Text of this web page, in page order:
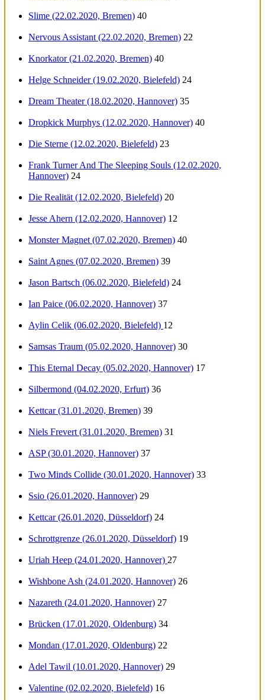
Slime (22.02.2020, Bremen) 40
Nervous Assistant (22.02.2020, Bremen) 22
Knorkator (21.02.2020, Bremen) 40
Helge Schneider (19.02.2020, Bielefeld) 24
Dream Theater (18.02.2020, Hannover) 35
Dropkick Murphys (12.02.2020, Hannover) 40
Die Sterne (12.02.2020, Bielefeld) 23
Frank Turner And The Sleeping Souls (12.02.2020,
Hannover) 24
Die Realität (12.02.2020, Bielefeld) 20
Jesse Ahern (12.02.2020, Hannover) 12
Monster Magnet (07.02.2020, Bremen) 40
Saint Agnes (07.02.2020, Bremen) 39
Jason Bartsch (06.02.2020, Bielefeld) 24
Ian Paice (06.02.2020, Hannover) 37
Aylin Celik (06.02.2020, Bielefeld) 12
Samsas Traum (05.02.2020, Hannover) 30
This Eternal Decay (05.02.2020, Hannover) 17
Silbermond (04.02.2020, Erfurt) 36
Kettcar (31.01.2020, Bremen) 39
Niels Frevert (31.01.2020, Bremen) 31
ASP (30.01.2020, Hannover) 37
Two Minds Collide (30.01.2020, Hannover) 33
Ssio (26.01.2020, Hannover) 29
Kettcar (26.01.2020, Düsseldorf) 24
Schrottgrenze (26.01.2020, Düsseldorf) 19
Uriah Heep (24.01.2020, Hannover) 27
Wishbone Ash (24.01.2020, Hannover) 26
Nazareth (24.01.2020, Hannover) 27
Brücken (17.01.2020, Oldenburg) 34
Mondan (17.01.2020, Oldenburg) 22
Adel Tawil (10.01.2020, Hannover) 29
Valentine (02.02.2020, Bielefeld) 16